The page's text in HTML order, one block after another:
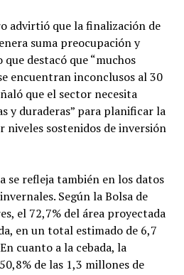
advirtió que la finalización de
suma preocupación y
destacó que “muchos
encuentran inconclusos al 30
que el sector necesita
y duraderas” para planificar la
niveles sostenidos de inversión
se refleja también en los datos
Según la Bolsa de
el 72,7% del área proyectada
en un total estimado de 6,7
cuanto a la cebada, la
de las 1,3 millones de